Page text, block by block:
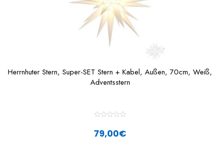
Herrnhuter Stern, Super-SET Stern + Kabel, Außen, 70cm, Weiß,
Adventsstern
t79,00€